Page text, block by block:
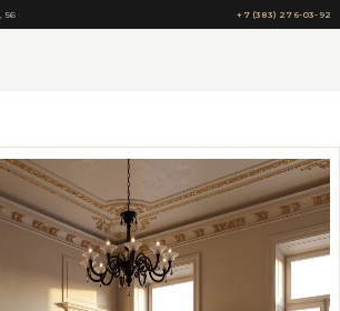
56 +7 (383) 276-03-92